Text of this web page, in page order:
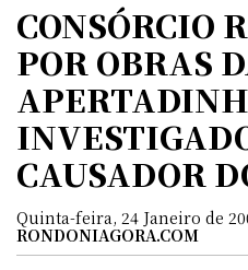
CONSÓRCIO
POR OBRAS
CAUSADOR
Quinta-feira, 24 Janeiro de
RONDONIAGORA.COM